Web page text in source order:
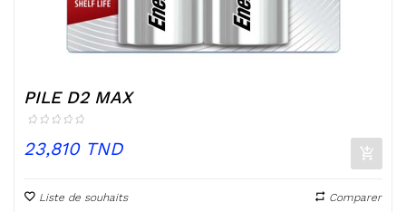
PILE D2 MAX
Prix
23,810 TND
Liste de souhaits Comparer